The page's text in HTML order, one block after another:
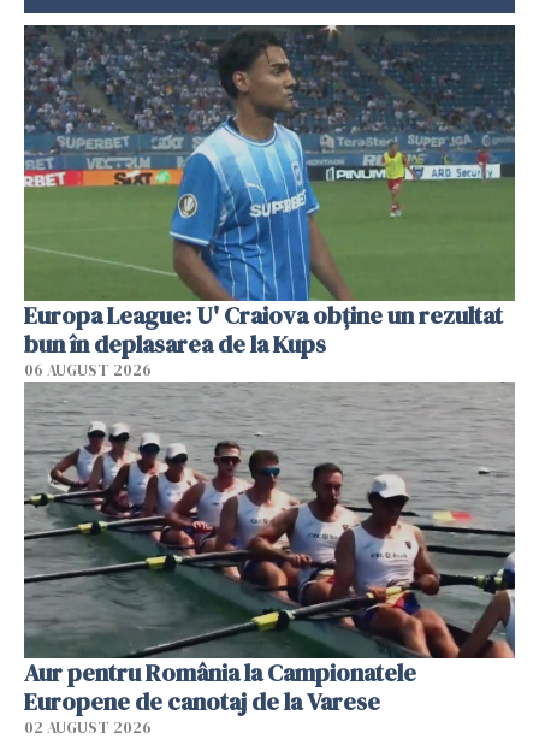
Europa League: U' Craiova obține un rezultat
bun în deplasarea de la Kups
06 AUGUST 2026
Aur pentru România la Campionatele
Europene de canotaj de la Varese
02 AUGUST 2026